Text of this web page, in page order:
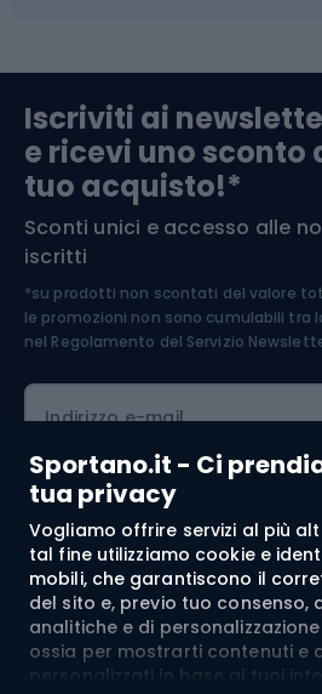
Sportano.it - Ci
tua privacy
Vogliamo offrire servizi al più
tal fine utilizziamo cookie e
mobili, che garantiscono il
del sito e, previo tuo consenso,
analitiche e di
ossia per mostrarti contenuti e
personalizzati in base ai tuoi
Abbigliamento da
Componenti per biciclette
Arrampicata
Medicina dello sport
Abbigliamento ciclistico
Iscriviti ai
e ricevi uno sconto
tuo acquisto!*
Sconti unici e accesso alle
iscritti
*su prodotti non scontati del valore
le promozioni non sono cumulabili tra
nel Regolamento del Servizio
Indirizzo e-mail
Acquisti
Servizio clienti
Regolamento